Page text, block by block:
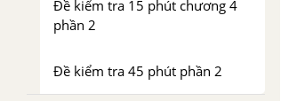
Đề kiểm tra 15 phút chương 4
phần 2
Đề kiểm tra 45 phút phần 2